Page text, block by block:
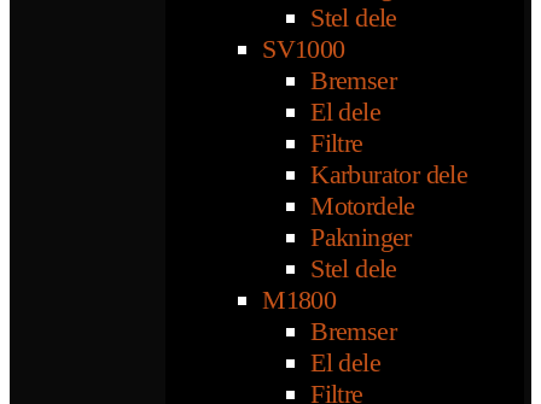
Stel dele
SV1000
Bremser
El dele
Filtre
Karburator dele
Motordele
Pakninger
Stel dele
M1800
Bremser
El dele
Filtre